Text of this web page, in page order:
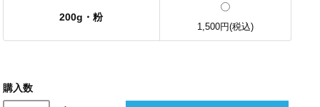
200g・粉
1,500円(税込)
購入数